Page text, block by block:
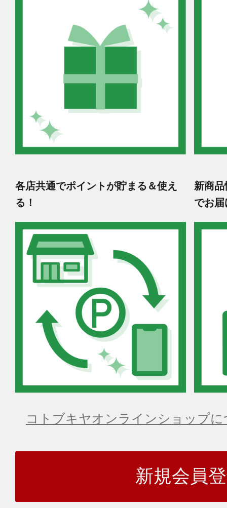
各店共通でポイントが貯まる＆使え
る！
新商
でお届
コトブキヤオンラインショップ